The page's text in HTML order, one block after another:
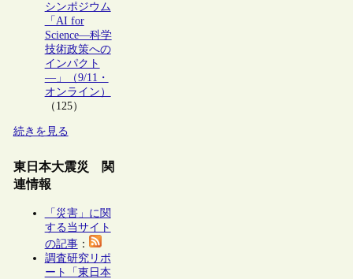
シンポジウム
「AI for
Science―科学
技術政策への
インパクト
―」（9/11・
オンライン）
（125）
続きを見る
東日本大震災 関
連情報
「災害」に関
する当サイト
の記事：
調査研究リポ
ート「東日本